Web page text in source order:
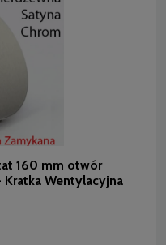
160 mm otwór
Wentylacyjna